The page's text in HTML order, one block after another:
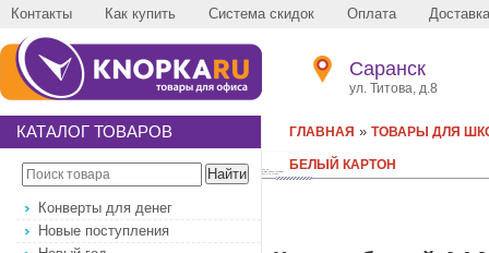
Контакты Как купить Система скидок Оплата Доставка
Саранск
ул. Титова, д.8
КАТАЛОГ ТОВАРОВ
Конверты для денег
Новые поступления
ГЛАВНАЯ » ТОВАРЫ ДЛЯ
БЕЛЫЙ КАРТОН